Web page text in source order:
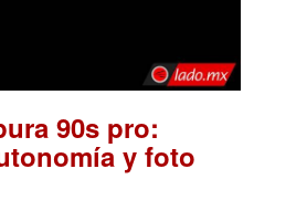
90s pro:
y foto